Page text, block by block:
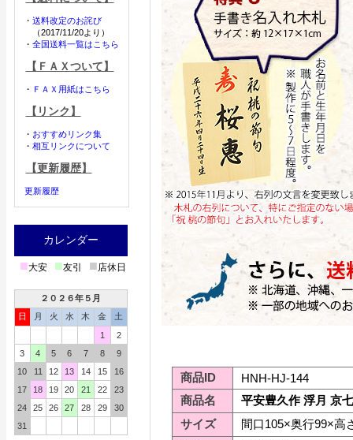
・ 送料改定のお詫び
（2017/11/20より）
・ 全国送料一覧はこちら
【ＦＡＸついて】
・ ＦＡＸ用紙はこちら
【リンク】
・ おすすめリンク集
・ 相互リンクについて
【更新履歴】
更新履歴
カレンダー
■大安 ■友引 ■店休日
２０２６年５月
日
月 火 水 木 金
土
1
2
3
4 5 6 7 8
9
10
11 12 13 14 15
16
17
18 19 20 21 22
23
24
25 26 27 28 29
30
31
商品ID
HNH-HJ-144
商品名
平安豊久作 浮月 京
サイズ
間口105×奥行99×高